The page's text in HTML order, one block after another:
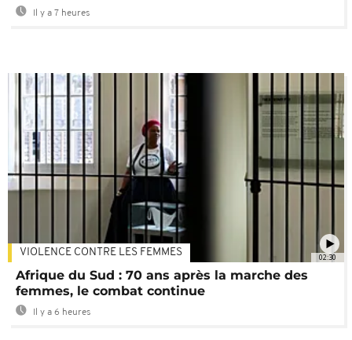
Il y a 7 heures
02:30
VIOLENCE CONTRE LES FEMMES
Afrique du Sud : 70 ans après la marche des
femmes, le combat continue
Il y a 6 heures